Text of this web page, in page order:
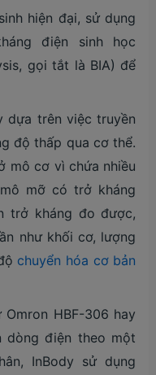
hiện đại, sử dụng
điện sinh học
gọi tắt là BIA) để
dựa trên việc truyền
độ thấp qua cơ thể.
mô cơ vì chứa nhiều
mỡ có trở kháng
trở kháng đo được,
như khối cơ, lượng
chuyển hóa cơ bản
HBF-306 hay
dòng điện theo một
InBody sử dụng